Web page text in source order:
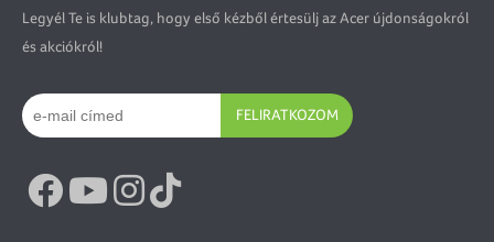
Legyél Te is klubtag, hogy első kézből értesülj az Acer újdonságokról
és akciókról!
FELIRATKOZOM